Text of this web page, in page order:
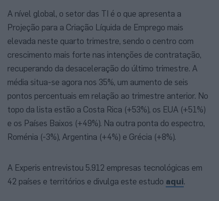
A nível global, o setor das TI é o que apresenta a
Projeção para a Criação Líquida de Emprego mais
elevada neste quarto trimestre, sendo o centro com
crescimento mais forte nas intenções de contratação,
recuperando da desaceleração do último trimestre. A
média situa-se agora nos 35%, um aumento de seis
pontos percentuais em relação ao trimestre anterior. No
topo da lista estão a Costa Rica (+53%), os EUA (+51%)
e os Países Baixos (+49%). Na outra ponta do espectro,
Roménia (-3%), Argentina (+4%) e Grécia (+8%).
A Experis entrevistou 5.912 empresas tecnológicas em
42 países e territórios e divulga este estudo aqui.